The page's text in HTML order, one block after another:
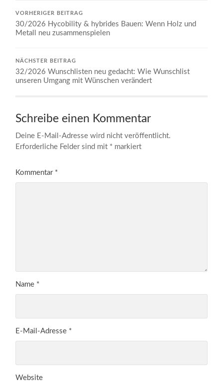
VORHERIGER BEITRAG
30/2026 Hycobility & hybrides Bauen: Wenn Holz und
Metall neu zusammenspielen
NÄCHSTER BEITRAG
32/2026 Wunschlisten neu gedacht: Wie Wunschlist
unseren Umgang mit Wünschen verändert
Schreibe einen Kommentar
Deine E-Mail-Adresse wird nicht veröffentlicht.
Erforderliche Felder sind mit * markiert
Kommentar *
Name *
E-Mail-Adresse *
Website